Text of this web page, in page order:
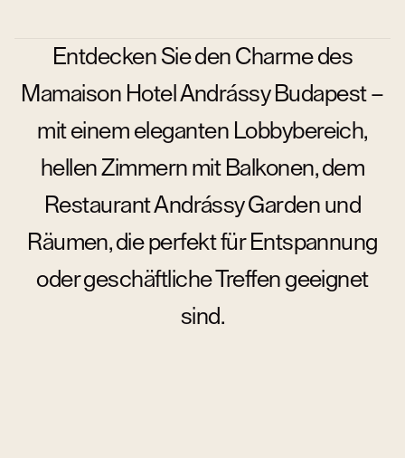
Entdecken Sie den Charme des
Mamaison Hotel Andrássy Budapest –
mit einem eleganten Lobbybereich,
hellen Zimmern mit Balkonen, dem
Restaurant Andrássy Garden und
Räumen, die perfekt für Entspannung
oder geschäftliche Treffen geeignet
sind.